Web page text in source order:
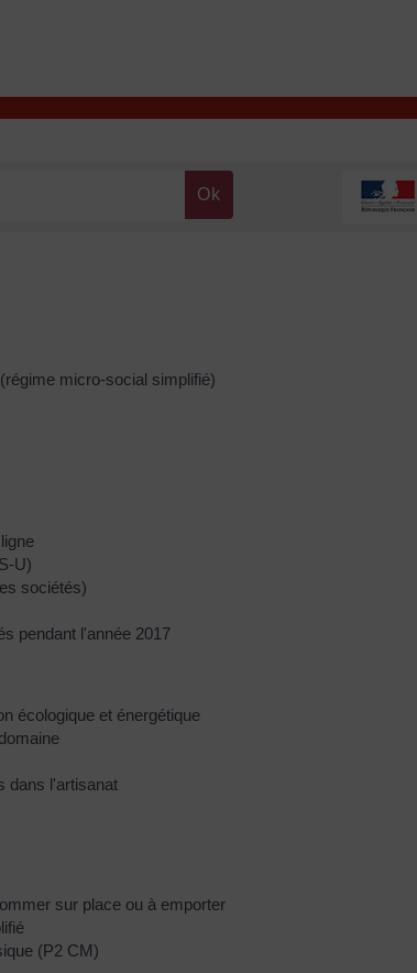
micro-social simplifié)
U)
sociétés)
pendant l'année 2017
écologique et énergétique
dans l'artisanat
sur place ou à emporter
(P2 CM)